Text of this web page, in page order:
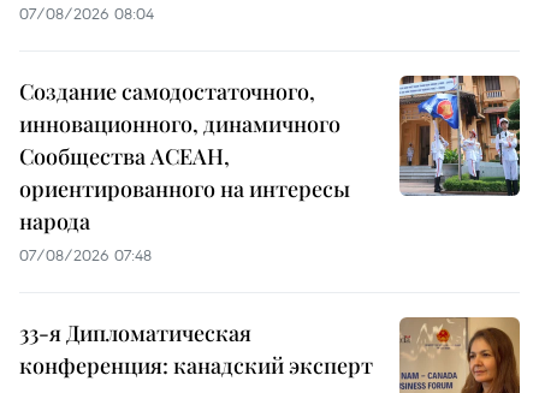
07/08/2026 08:04
Создание самодостаточного,
инновационного, динамичного
Сообщества АСЕАН,
ориентированного на интересы
народа
07/08/2026 07:48
33-я Дипломатическая
конференция: канадский эксперт